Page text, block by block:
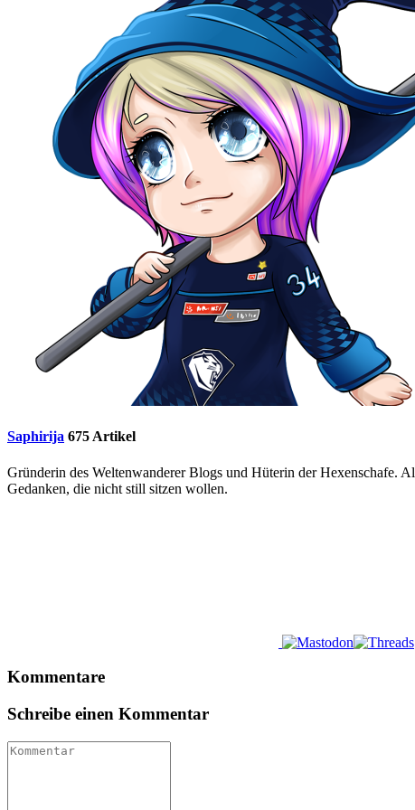
Saphirija 675 Artikel
Gründerin des Weltenwanderer Blogs und Hüterin der Hexenschafe.
Gedanken, die nicht still sitzen wollen.
Kommentare
Schreibe einen Kommentar